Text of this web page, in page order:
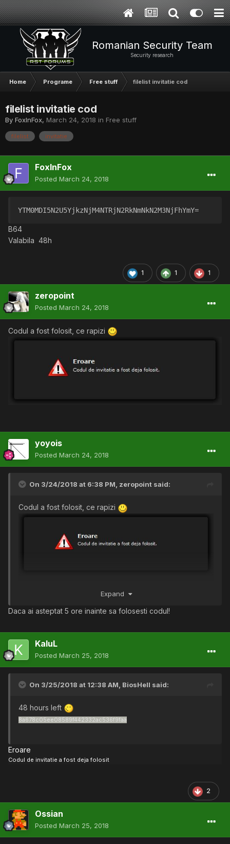
Romanian Security Team
Security research
Home Programe Free stuff filelist invitatie cod
filelist invitatie cod
By FoxInFox, March 24, 2018 in Free stuff
filelist invitatie
FoxInFox
Posted March 24, 2018
YTM0MDI5N2U5YjkzNjM4NTRjN2RkNmNkN2M3NjFhYmY=
B64
Valabila 48h
1 1 1
zeropoint
Posted March 24, 2018
Codul a fost folosit, ce rapizi
yoyois
Posted March 24, 2018
On 3/24/2018 at 6:38 PM, zeropoint said:
Codul a fost folosit, ce rapizi
Expand
Daca ai asteptat 5 ore inainte sa folosesti codul!
KaluL
Posted March 25, 2018
On 3/25/2018 at 12:38 AM, BiosHell said:
48 hours left
8a678c05ee08589f442332ac536f9faa
Eroare
Codul de invitatie a fost deja folosit
2
Ossian
Posted March 25, 2018